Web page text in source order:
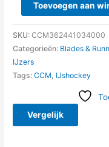
Toevoegen aan
SKU:CCM362441034000
Categorieën: Blades &
IJzers
Tags:CCM, IJshockey
Vergelijk